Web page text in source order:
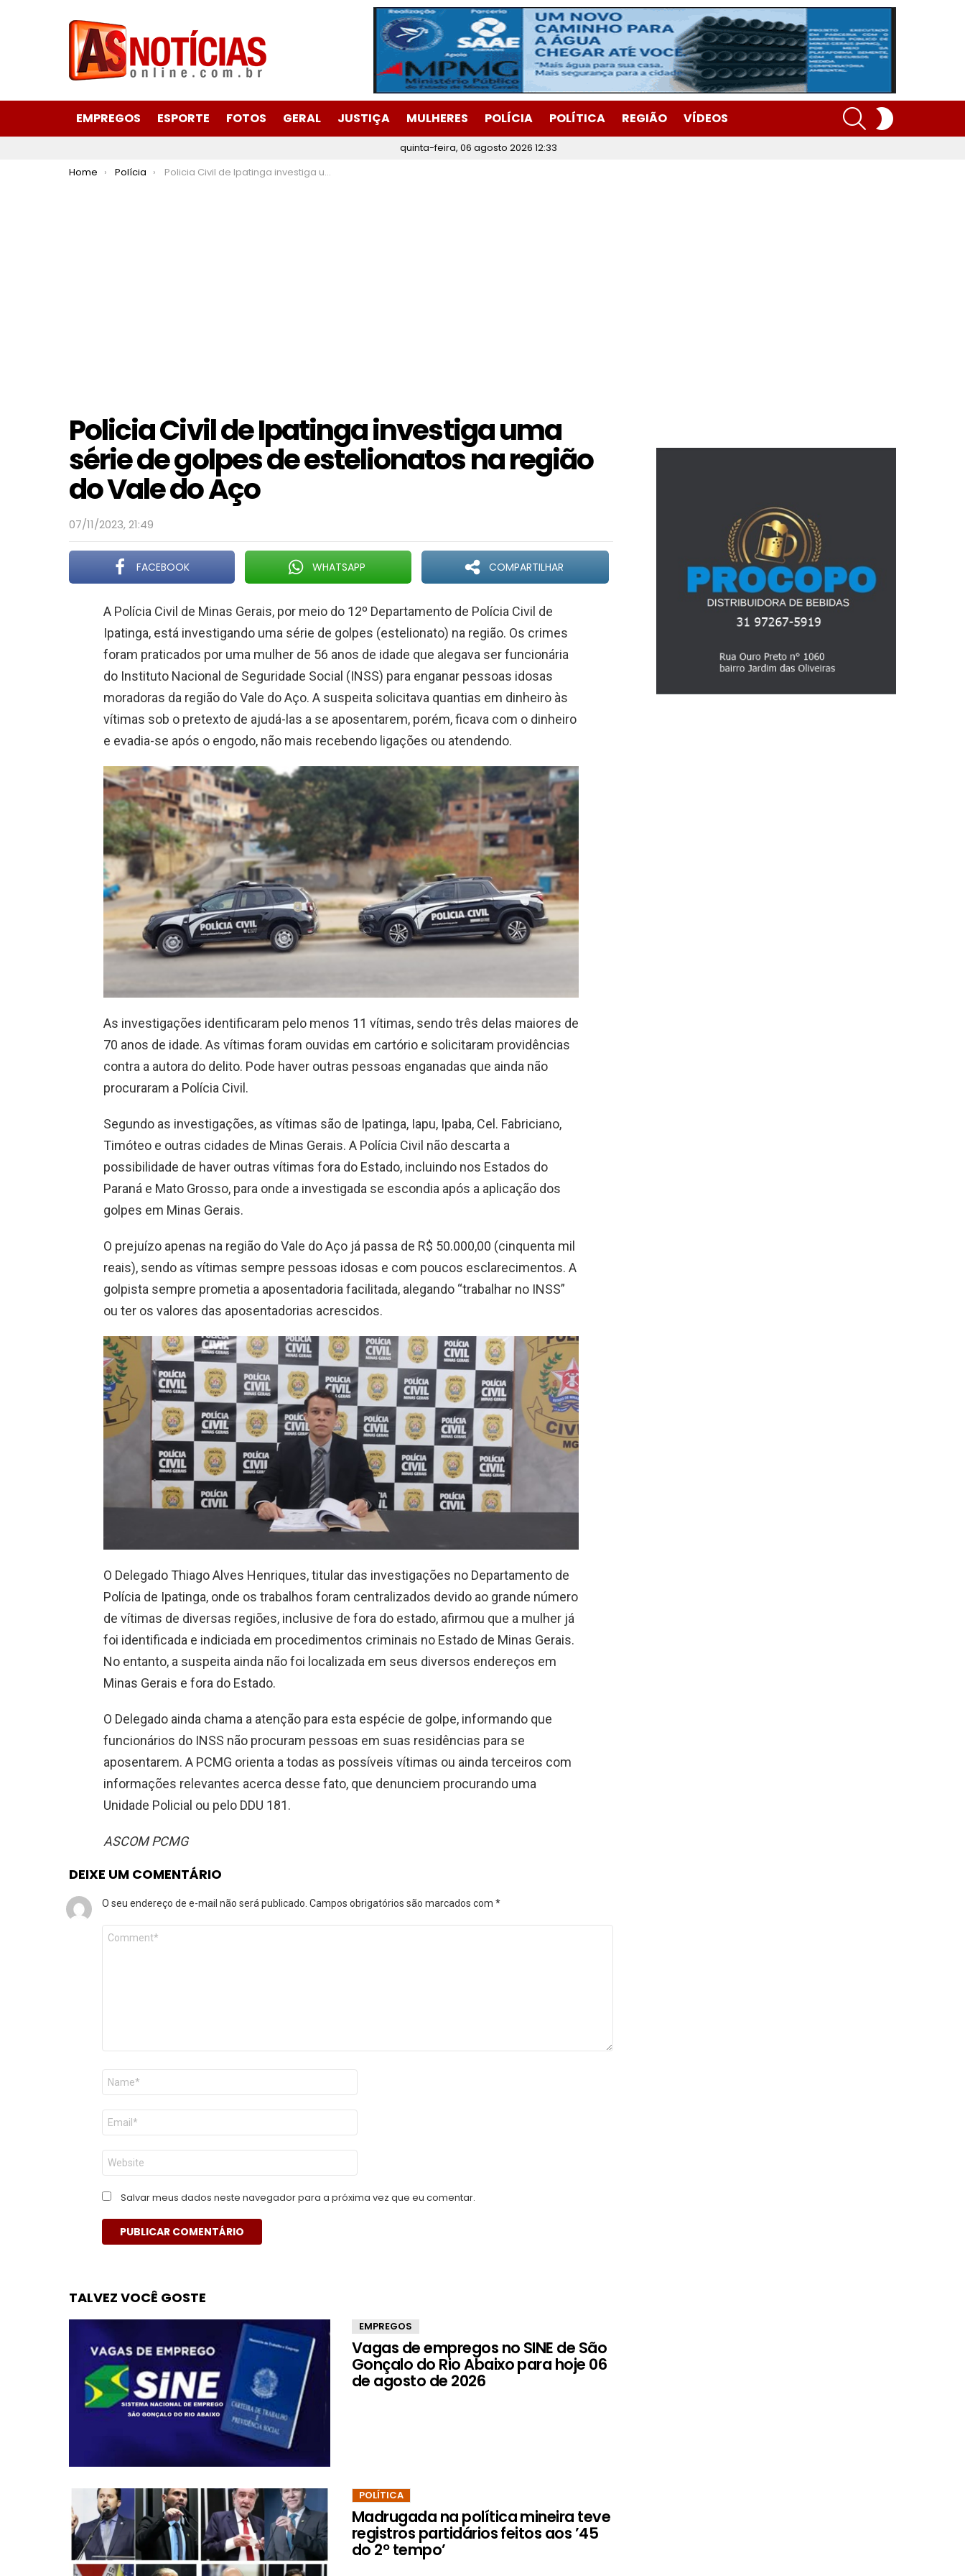
EMPREGOS ESPORTE FOTOS GERAL JUSTIÇA MULHERES POLÍCIA POLÍTICA REGIÃO VÍDEOS
SEARCH
quinta-feira, 06 agosto 2026 12:33
You are here:
Home Polícia Policia Civil de Ipatinga investiga uma série de golpes de estelionatos na região do Vale do Aço
Policia Civil de Ipatinga investiga uma
série de golpes de estelionatos na região
do Vale do Aço
07/11/2023, 21:49
FACEBOOK WHATSAPP COMPARTILHAR
A Polícia Civil de Minas Gerais, por meio do 12º Departamento de Polícia Civil de
Ipatinga, está investigando uma série de golpes (estelionato) na região. Os crimes
foram praticados por uma mulher de 56 anos de idade que alegava ser funcionária
do Instituto Nacional de Seguridade Social (INSS) para enganar pessoas idosas
moradoras da região do Vale do Aço. A suspeita solicitava quantias em dinheiro às
vítimas sob o pretexto de ajudá-las a se aposentarem, porém, ficava com o dinheiro
e evadia-se após o engodo, não mais recebendo ligações ou atendendo.
As investigações identificaram pelo menos 11 vítimas, sendo três delas maiores de
70 anos de idade. As vítimas foram ouvidas em cartório e solicitaram providências
contra a autora do delito. Pode haver outras pessoas enganadas que ainda não
procuraram a Polícia Civil.
Segundo as investigações, as vítimas são de Ipatinga, Iapu, Ipaba, Cel. Fabriciano,
Timóteo e outras cidades de Minas Gerais. A Polícia Civil não descarta a
possibilidade de haver outras vítimas fora do Estado, incluindo nos Estados do
Paraná e Mato Grosso, para onde a investigada se escondia após a aplicação dos
golpes em Minas Gerais.
O prejuízo apenas na região do Vale do Aço já passa de R$ 50.000,00 (cinquenta mil
reais), sendo as vítimas sempre pessoas idosas e com poucos esclarecimentos. A
golpista sempre prometia a aposentadoria facilitada, alegando “trabalhar no INSS”
ou ter os valores das aposentadorias acrescidos.
O Delegado Thiago Alves Henriques, titular das investigações no Departamento de
Polícia de Ipatinga, onde os trabalhos foram centralizados devido ao grande número
de vítimas de diversas regiões, inclusive de fora do estado, afirmou que a mulher já
foi identificada e indiciada em procedimentos criminais no Estado de Minas Gerais.
No entanto, a suspeita ainda não foi localizada em seus diversos endereços em
Minas Gerais e fora do Estado.
O Delegado ainda chama a atenção para esta espécie de golpe, informando que
funcionários do INSS não procuram pessoas em suas residências para se
aposentarem. A PCMG orienta a todas as possíveis vítimas ou ainda terceiros com
informações relevantes acerca desse fato, que denunciem procurando uma
Unidade Policial ou pelo DDU 181.
ASCOM PCMG
DEIXE UM COMENTÁRIO
O seu endereço de e-mail não será publicado. Campos obrigatórios são marcados com *
Comentário
Nome
E-
mail
*
Site
Salvar meus dados neste navegador para a próxima vez que eu comentar.
TALVEZ VOCÊ GOSTE
EMPREGOS
Vagas de empregos no SINE de São
Gonçalo do Rio Abaixo para hoje 06
de agosto de 2026
POLÍTICA
Madrugada na política mineira teve
registros partidários feitos aos ’45
do 2º tempo’